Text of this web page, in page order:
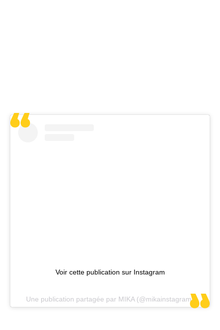
Voir cette publication sur Instagram
Une publication partagée par MIKA (@mikainstagram)